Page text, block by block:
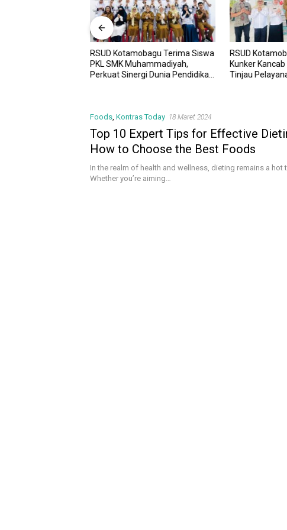
RSUD Kotamobagu Terima Siswa
PKL SMK Muhammadiyah,
Perkuat Sinergi Dunia Pendidikan
RSUD
Kunker
Tinjau
Foods Kontras Today 18 Maret 2024
Top 10 Expert Tips for Effective
How to Choose the Best Foods
In the realm of health and wellness, dieting remains a hot
Whether you’re aiming…